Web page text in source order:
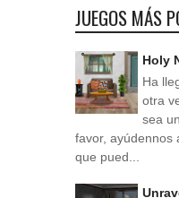
JUEGOS MÁS
Holy
Ha
otra
sea
favor, ayúdennos
que pued...